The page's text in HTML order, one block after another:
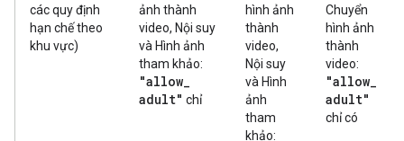
các quy định
hạn chế theo
khu vực)
ảnh thành
video, Nội suy
và Hình ảnh
tham khảo:
"allow_
adult" chỉ
hình ảnh
thành
video,
Nội suy
và Hình
ảnh
tham
khảo:
Chuyển
hình ảnh
thành
video:
"allow_
adult"
chỉ có